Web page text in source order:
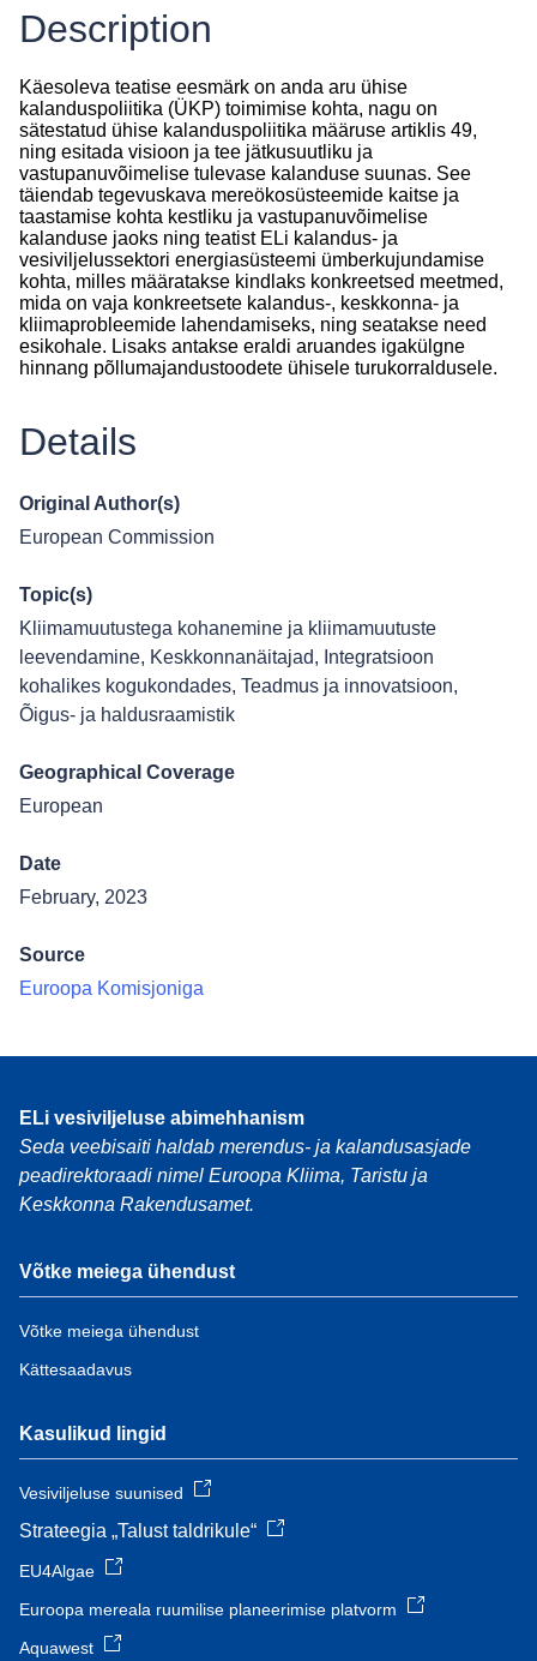
Description
Käesoleva teatise eesmärk on anda aru ühise
kalanduspoliitika (ÜKP) toimimise kohta, nagu on
sätestatud ühise kalanduspoliitika määruse artiklis 49,
ning esitada visioon ja tee jätkusuutliku ja
vastupanuvõimelise tulevase kalanduse suunas. See
täiendab tegevuskava mereökosüsteemide kaitse ja
taastamise kohta kestliku ja vastupanuvõimelise
kalanduse jaoks ning teatist ELi kalandus- ja
vesiviljelussektori energiasüsteemi ümberkujundamise
kohta, milles määratakse kindlaks konkreetsed meetmed,
mida on vaja konkreetsete kalandus-, keskkonna- ja
kliimaprobleemide lahendamiseks, ning seatakse need
esikohale. Lisaks antakse eraldi aruandes igakülgne
hinnang põllumajandustoodete ühisele turukorraldusele.
Details
Original Author(s)
European Commission
Topic(s)
Kliimamuutustega kohanemine ja kliimamuutuste
leevendamine, Keskkonnanäitajad, Integratsioon
kohalikes kogukondades, Teadmus ja innovatsioon,
Õigus- ja haldusraamistik
Geographical Coverage
European
Date
February, 2023
Source
Euroopa Komisjoniga
ELi vesiviljeluse abimehhanism
Seda veebisaiti haldab merendus- ja kalandusasjade
peadirektoraadi nimel Euroopa Kliima, Taristu ja
Keskkonna Rakendusamet.
Võtke meiega ühendust
Võtke meiega ühendust
Kättesaadavus
Kasulikud lingid
Vesiviljeluse suunised
Strateegia „Talust taldrikule“
EU4Algae
Euroopa mereala ruumilise planeerimise platvorm
Aquawest